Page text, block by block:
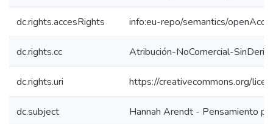
dc.rights.accesRights info:eu-repo/semantics/
dc.rights.cc Atribución-NoComercial-
dc.rights.uri https://creativecommons.org/
dc.subject Hannah Arendt - Pensamiento